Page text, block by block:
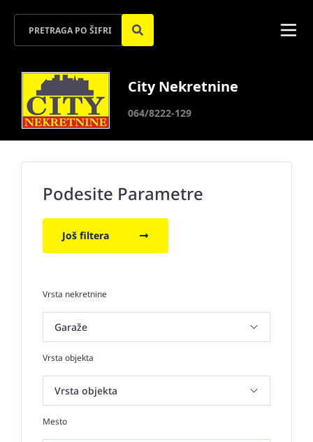
City Nekretnine
064/8222-129
Podesite Parametre
Još filtera
Vrsta nekretnine
Vrsta objekta
Mesto